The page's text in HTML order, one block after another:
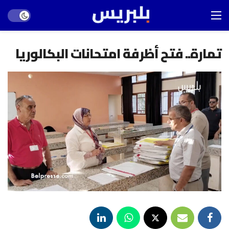
mode
تمارة.. فتح أظرفة امتحانات البكالوريا